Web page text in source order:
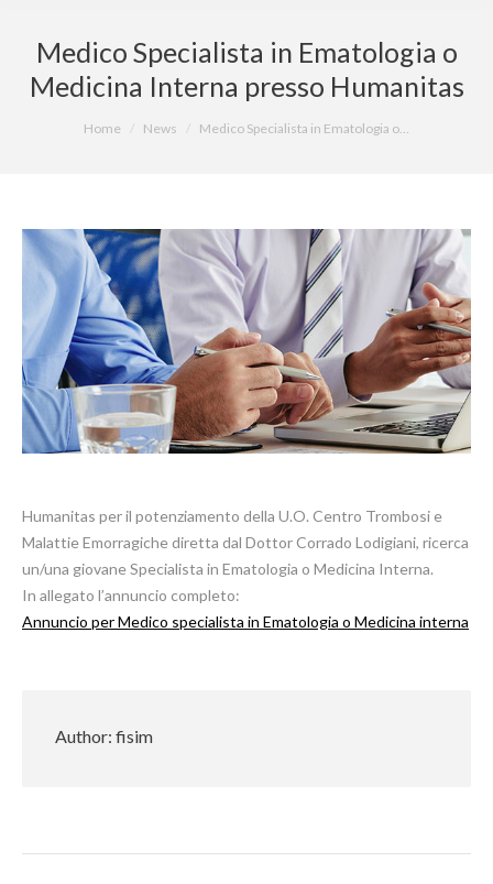
Medico Specialista in Ematologia o
Medicina Interna presso Humanitas
You are here:
Home News Medico Specialista in Ematologia o…
Humanitas per il potenziamento della U.O. Centro Trombosi e
Malattie Emorragiche diretta dal Dottor Corrado Lodigiani, ricerca
un/una giovaneSpecialista in Ematologia o Medicina Interna.
In allegato l’annuncio completo:
Annuncio per Medico specialista in Ematologia o Medicina interna
Author: fisim